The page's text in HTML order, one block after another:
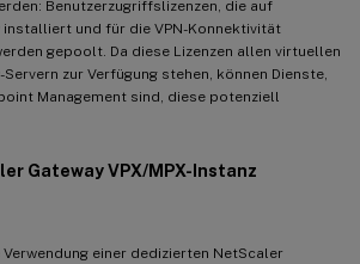
Benutzerzugriffslizenzen, die auf
installiert und für die VPN-Konnektivität
gepoolt. Da diese Lizenzen allen virtuellen
zur Verfügung stehen, können Dienste,
Management sind, diese potenziell
Gateway VPX/MPX-Instanz
einer dedizierten NetScaler